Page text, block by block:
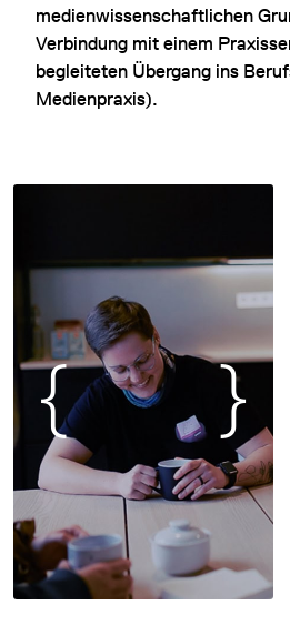
medienwissenschaftlichen
Verbindung mit einem
begleiteten Übergang ins
Medienpraxis).